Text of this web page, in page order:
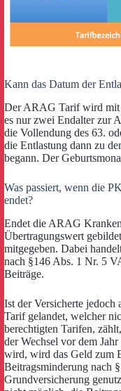
Kann das Datum der
Der ARAG Tarif wird mit
es nur zwei Endalter zur
die Vollendung des 63.
die Entlastung dann zu
begann. Der
Was passiert, wenn die
endet?
Endet die ARAG
Übertragungswert
mitgegeben. Dabei
nach §146 Abs. 1 Nr. 5
Beiträge.
Ist der Versicherte jedoch
Tarif gelandet, welcher
berechtigten Tarifen,
der Wechsel vor dem
wird, wird das Geld zum
Beitragsminderung nach
Grundversicherung